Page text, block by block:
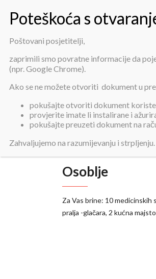
Osoblje
Za Vas brine: 10 medicinskih
pralja -glačara, 2 kućna
Poštovani posjetitelji,
zaprimili smo povratne informacije da
(npr. Google Chrome).
Ako se ne možete otvoriti dokument u
pokušajte otvoriti dokument
provjerite imate li instalirane i
pokušajte preuzeti dokument na
Zahvaljujemo na razumijevanju i strpljenju.